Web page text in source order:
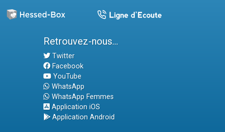
Retrouvez-nous...
Twitter
Facebook
YouTube
WhatsApp
WhatsApp Femmes
Application iOS
Application Android